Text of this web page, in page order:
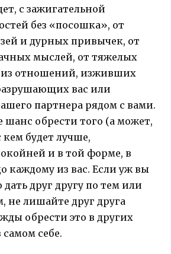
с зажигательной
без «посошка», от
и дурных привычек, от
мыслей, от тяжелых
отношений, изживших
вас или
партнера рядом с вами.
шанс обрести того (а может,
кем будет лучше,
и в той форме, в
каждому из вас. Если уж вы
друг другу по тем или
лишайте друг друга
обрести это в других
себе.